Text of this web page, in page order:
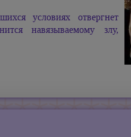
условиях отвергнет
навязываемому злу,